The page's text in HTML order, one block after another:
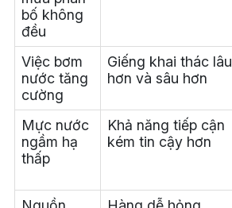
bố không
đều
Việc bơm
nước tăng
cường
Giếng khai thác lâu
hơn và sâu hơn
Mực nước
ngầm hạ
thấp
Khả năng tiếp cận
kém tin cậy hơn